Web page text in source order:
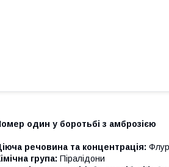
один у боротьбі з амброзією
речовина та концентрація:
група: Піралідони